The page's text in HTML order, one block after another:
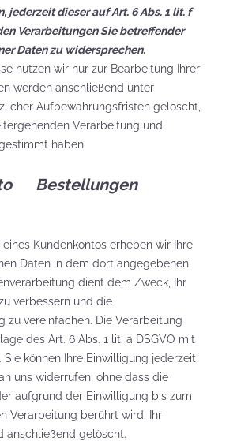
jederzeit dieser auf Art. 6 Abs. 1 lit. f
Verarbeitungen Sie betreffender
Daten zu widersprechen.
nutzen wir nur zur Bearbeitung Ihrer
werden anschließend unter
Aufbewahrungsfristen gelöscht,
Verarbeitung und
haben.
Bestellungen
eines Kundenkontos erheben wir Ihre
Daten in dem dort angegebenen
dient dem Zweck, Ihr
verbessern und die
zu vereinfachen. Die Verarbeitung
des Art. 6 Abs. 1 lit. a DSGVO mit
Sie können Ihre Einwilligung jederzeit
uns widerrufen, ohne dass die
aufgrund der Einwilligung bis zum
Verarbeitung berührt wird. Ihr
anschließend gelöscht.